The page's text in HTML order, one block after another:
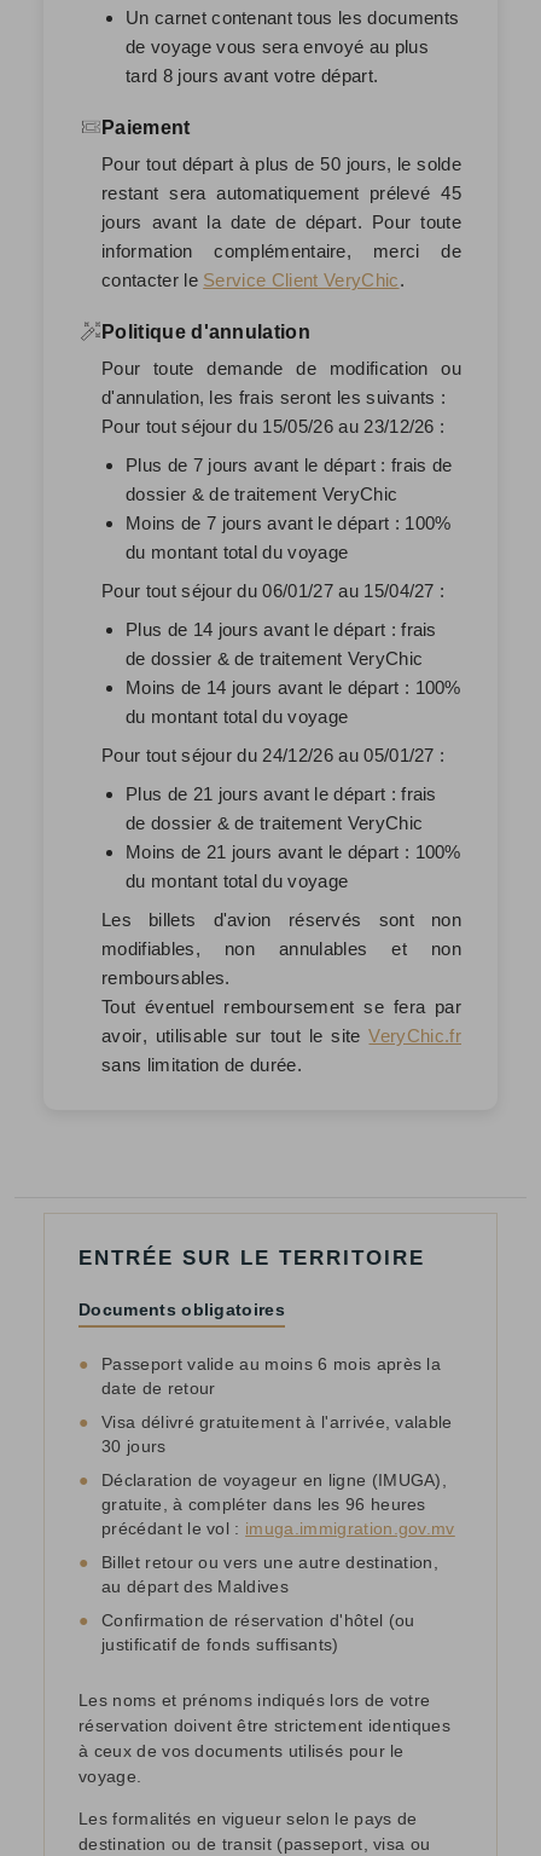
Un carnet contenant tous les documents
de voyage vous sera envoyé au plus
tard 8 jours avant votre départ.
Paiement
Pour tout départ à plus de 50 jours, le solde
restant sera automatiquement prélevé45
jours avant la date de départ. Pour toute
information complémentaire, merci de
contacter le Service Client VeryChic.
Politique d'annulation
Pour toute demande de modification ou
d'annulation, les frais seront les suivants :
Pour tout séjour du 15/05/26 au 23/12/26 :
Plus de 7 jours avant le départ : frais de
dossier & de traitement VeryChic
Moins de 7 jours avant le départ : 100%
du montant total du voyage
Pour tout séjour du 06/01/27 au 15/04/27 :
Plus de 14 jours avant le départ : frais
de dossier & de traitement VeryChic
Moins de 14 jours avant le départ : 100%
du montant total du voyage
Pour tout séjour du 24/12/26 au 05/01/27 :
Plus de 21 jours avant le départ : frais
de dossier & de traitement VeryChic
Moins de 21 jours avant le départ : 100%
du montant total du voyage
Les billets d'avion réservés sont non
modifiables, non annulables et non
remboursables.
Tout éventuel remboursement se fera par
avoir, utilisable sur tout le siteVeryChic.fr
sans limitation de durée.
ENTRÉE SUR LE TERRITOIRE
Documents obligatoires
●
Passeport valide au moins 6 mois après la
date de retour
●
Visa délivré gratuitement à l'arrivée, valable
30 jours
●
Déclaration de voyageur en ligne (IMUGA),
gratuite, à compléter dans les 96 heures
précédant le vol : imuga.immigration.gov.mv
●
Billet retour ou vers une autre destination,
au départ des Maldives
●
Confirmation de réservation d'hôtel (ou
justificatif de fonds suffisants)
Les noms et prénoms indiqués lors de votre
réservation doivent être strictement identiques
à ceux de vos documents utilisés pour le
voyage.
Les formalités en vigueur selon le pays de
destination ou de transit (passeport, visa ou